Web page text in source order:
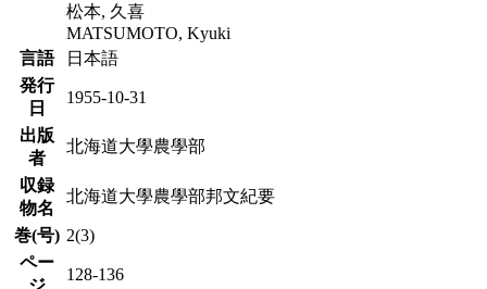
松本, 久喜
MATSUMOTO, Kyuki
言語
日本語
発行
日
1955-10-31
出版
者
北海道大學農學部
収録
物名
北海道大學農學部邦文紀要
巻(号) 2(3)
ペー
ジ
128-136